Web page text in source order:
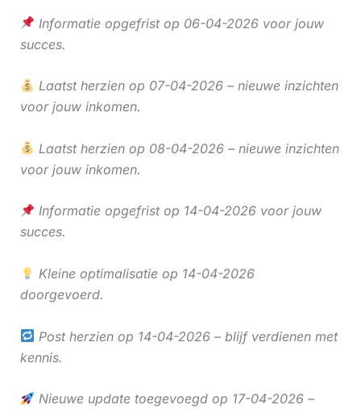
Informatie opgefrist op 06-04-2026 voor jouw
succes.
Laatst herzien op 07-04-2026 – nieuwe inzichten
voor jouw inkomen.
Laatst herzien op 08-04-2026 – nieuwe inzichten
voor jouw inkomen.
Informatie opgefrist op 14-04-2026 voor jouw
succes.
Kleine optimalisatie op 14-04-2026
doorgevoerd.
Post herzien op 14-04-2026 – blijf verdienen met
kennis.
Nieuwe update toegevoegd op 17-04-2026 –